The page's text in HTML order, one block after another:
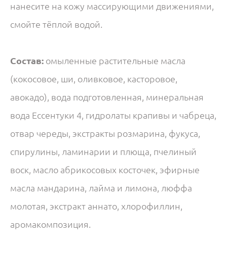
нанесите на кожу массирующими движениями,
смойте тёплой водой.
Состав: омыленные растительные масла
(кокосовое, ши, оливковое, касторовое,
авокадо), вода подготовленная, минеральная
вода Ессентуки 4, гидролаты крапивы и чабреца,
отвар череды, экстракты розмарина, фукуса,
спирулины, ламинарии и плюща, пчелиный
воск, масло абрикосовых косточек, эфирные
масла мандарина, лайма и лимона, люффа
молотая, экстракт аннато, хлорофиллин,
аромакомпозиция.